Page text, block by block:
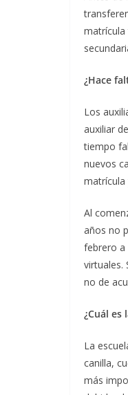
matrícula
¿Hace
Los
auxiliar
tiempo
nuevos
matrícula
Al
años no
febrero a
virtuales.
no de
¿Cuál
La
canilla,
más